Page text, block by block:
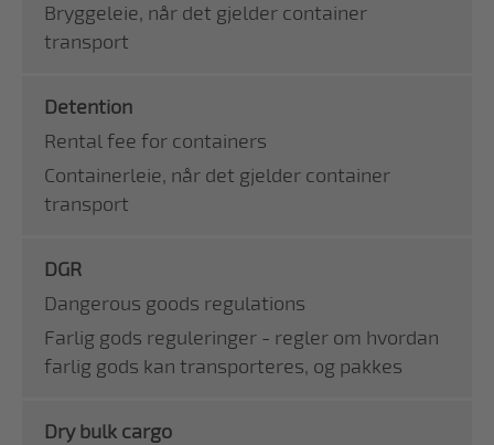
Bryggeleie, når det gjelder container
transport
Detention
Rental fee for containers
Containerleie, når det gjelder container
transport
DGR
Dangerous goods regulations
Farlig gods reguleringer - regler om hvordan
farlig gods kan transporteres, og pakkes
Dry bulk cargo